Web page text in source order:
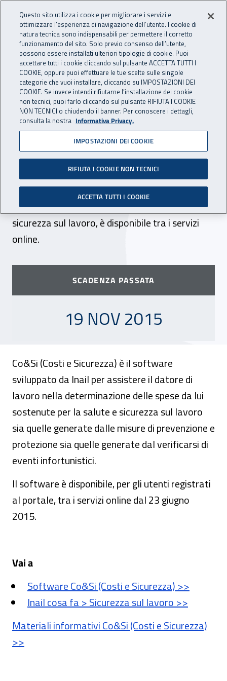
INAIL - Istituto Nazionale
Apri cerca
Navigazione principale
Navigazione - Ti trovi in:
Home Inail comunica Scadenze Scadenza
Costi e Sicurezza: il calcolo
dei costi aziendali della non
sicurezza
Co&Si, il software sviluppato da Inail che
assiste il datore di lavoro nella determinazione
delle spese da lui sostenute per la salute e
sicurezza sul lavoro, è disponibile tra i servizi
online.
SCADENZA PASSATA
19 NOVEMBRE 2015
19 NOV 2015
Co&Si (Costi e Sicurezza) è il software
sviluppato da Inail per assistere il datore di
lavoro nella determinazione delle spese da lui
sostenute per la salute e sicurezza sul lavoro
sia quelle generate dalle misure di prevenzione e
protezione sia quelle generate dal verificarsi di
eventi infortunistici.
Il software è disponibile, per gli utenti registrati
al portale, tra i servizi online dal 23 giugno
2015.
Vai a
Software Co&Si (Costi e Sicurezza) >>
Inail cosa fa > Sicurezza sul lavoro >>
Materiali informativi Co&Si (Costi e Sicurezza)
>>
Questo sito utilizza i cookie per migliorare i servizi e
ottimizzare l’esperienza di navigazione dell’utente. I cookie di
natura tecnica sono indispensabili per permettere il corretto
funzionamento del sito. Solo previo consenso dell’utente,
possono essere installati ulteriori tipologie di cookie. Puoi
accettare tutti i cookie cliccando sul pulsante ACCETTA TUTTI I
COOKIE, oppure puoi effettuare le tue scelte sulle singole
categorie che vuoi installare, cliccando su IMPOSTAZIONI DEI
COOKIE. Se invece intendi rifiutarne l’installazione dei cookie
non tecnici, puoi farlo cliccando sul pulsante RIFIUTA I COOKIE
NON TECNICI o chiudendo il banner. Per conoscere i dettagli,
consulta la nostra Informativa Privacy.
IMPOSTAZIONI DEI COOKIE
RIFIUTA I COOKIE NON TECNICI
ACCETTA TUTTI I COOKIE